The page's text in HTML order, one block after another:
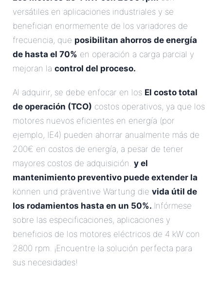
versátiles en aplicaciones industriales y se
benefician enormemente de los variadores de
frecuencia, que posibilitan ahorros de energía
de hasta el 70% en operación a carga parcial y
mejoran la control del proceso..
Al adquirir, se debe enfocar en los El costo total
de operación (TCO) costos operativos, ya que los
motores nuevos eficientes en energía (por
ejemplo, IE4) pueden ahorrar anualmente más de
200€ en costos de energía, a pesar de tener
mayores costos de adquisición. y el
mantenimiento preventivo puede extender la
können und präventive Wartung die vida útil de
los rodamientos hasta en un 50%..Infórmese
sobre las especificaciones, aplicaciones y
beneficios de los motores eléctricos de 4 kW con
2800 rpm. ¡Encuentre la solución perfecta para
sus necesidades!